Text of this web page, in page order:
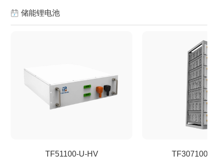
储能锂电池
TF51100-U-HV TF307100-